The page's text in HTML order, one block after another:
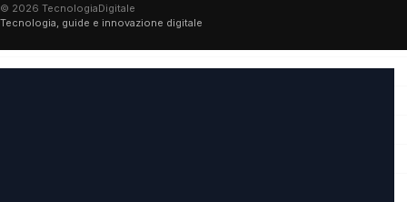
© 2026 TecnologiaDigitale
Tecnologia, guide e innovazione digitale